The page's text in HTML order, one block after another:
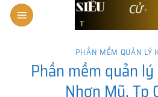
Skip
PHẦN MỀM QUẢN LÝ
Phần mềm quản
Nhơn Mỹ, Tp